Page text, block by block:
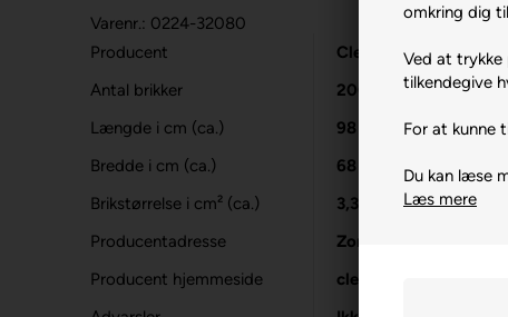
omkring dig
Ved at trykke
tilkendegive
For at kunne
Du kan læse
Læs mere
Varenr.: 0224-32080
Producent
Clementoni
Antal brikker
2000
Længde i cm (ca.)
98
Bredde i cm (ca.)
68
Brikstørrelse i cm² (ca.)
3,3
Producentadresse
Zona Ind.le
Producent hjemmeside
clementoni.com